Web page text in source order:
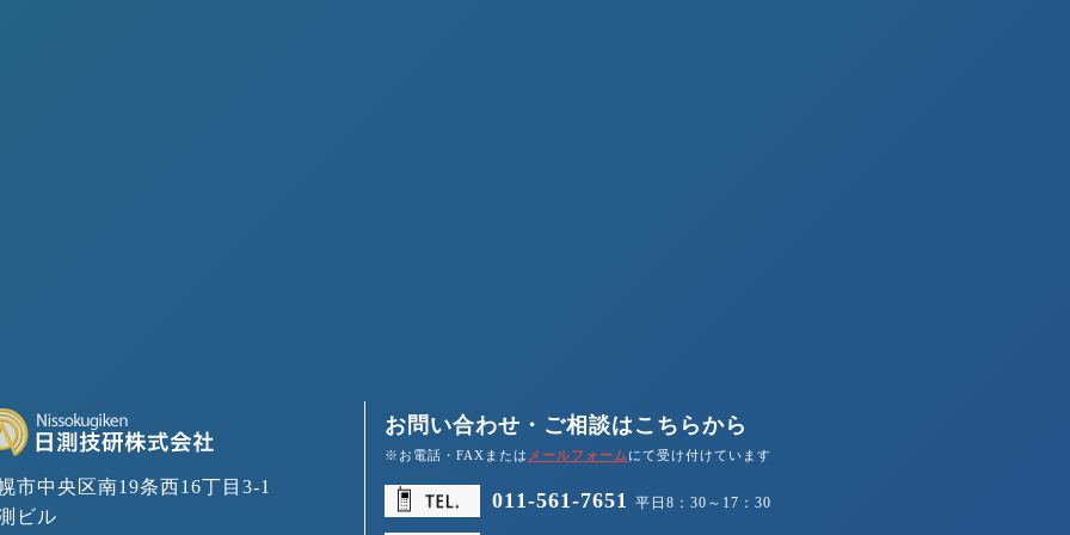
市中央区南19条西16丁目3-1
ビル
お問い合わせ・ご相談はこちらから
※お電話・FAXまたは メールフォーム にて受け付けています
011-561-7651 平日8：30～17：30